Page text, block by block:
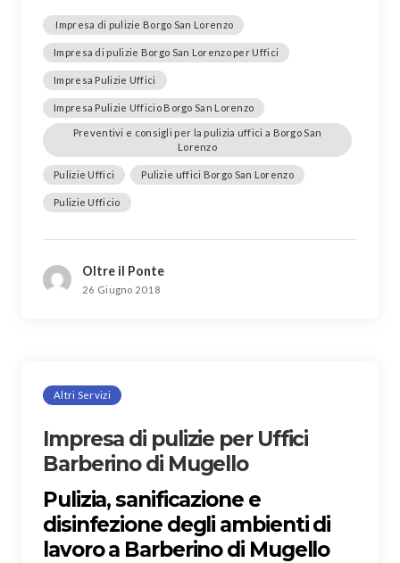
Impresa di pulizie Borgo San Lorenzo
Impresa di pulizie Borgo San Lorenzo per Uffici
Impresa Pulizie Uffici
Impresa Pulizie Ufficio Borgo San Lorenzo
Preventivi e consigli per la pulizia uffici a Borgo San
Lorenzo
Pulizie Uffici Pulizie uffici Borgo San Lorenzo
Pulizie Ufficio
Oltre il Ponte
26 Giugno 2018
Altri Servizi
Impresa di pulizie per Uffici
Barberino di Mugello
Pulizia, sanificazione e
disinfezione degli ambienti di
lavoro a Barberino di Mugello